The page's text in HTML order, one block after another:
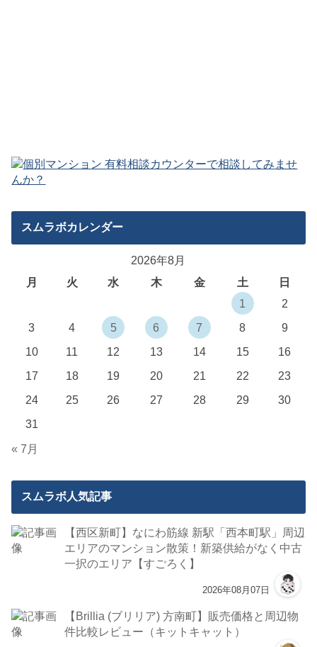
スムラボカレンダー
2026年8月
月
火 水 木 金 土
日
1
2
3
4 5 6 7 8
9
10
11 12 13 14 15
16
17
18 19 20 21 22
23
24
25 26 27 28 29
30
31
« 7月
スムラボ人気記事
【西区新町】なにわ筋線 新駅「西本町駅」周辺
エリアのマンション散策！新築供給がなく中古
一択のエリア【すごろく】
2026年08月07日
【Brillia (ブリリア) 方南町】販売価格と周辺物
件比較レビュー（キットキャット）